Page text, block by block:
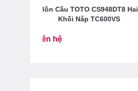
Bồn Cầu TOTO CS948DT8 Hai
Khối Nắp TC600VS
Liên hệ